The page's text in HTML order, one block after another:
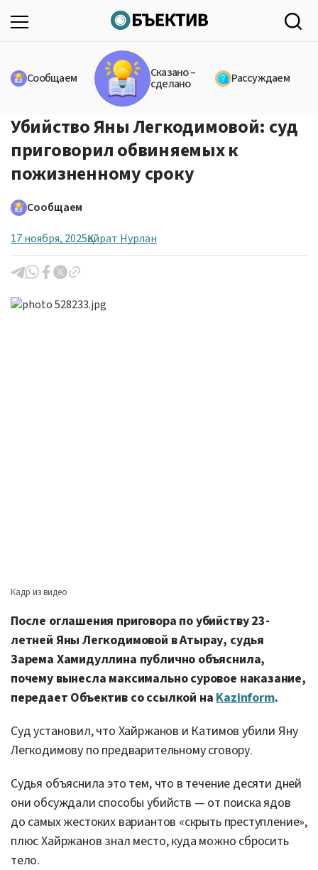
Сообщаем Сказано –
сделано Рассуждаем
Убийство Яны Легкодимовой: суд
приговорил обвиняемых к
пожизненному сроку
Сообщаем
17 ноября, 2025Қайрат Нурлан
Кадр из видео
После оглашения приговора по убийству 23-
летней Яны Легкодимовой в Атырау, судья
Зарема Хамидуллина публично объяснила,
почему вынесла максимально суровое наказание,
передает Объектив со ссылкой на Kazinform.
Суд установил, что Хайржанов и Катимов убили Яну
Легкодимову по предварительному сговору.
Судья объяснила это тем, что в течение десяти дней
они обсуждали способы убийств — от поиска ядов
до самых жестоких вариантов «скрыть преступление»,
плюс Хайржанов знал место, куда можно сбросить
тело.